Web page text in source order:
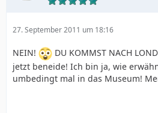
27. September 2011 um 18:16
NEIN!
DU KOMMST NACH
jetzt beneide! Ich bin ja, wie
umbedingt mal in das Museum!